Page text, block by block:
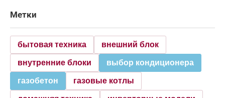
Метки
бытовая техника внешний блок
внутренние блоки выбор кондиционера
газобетон газовые котлы